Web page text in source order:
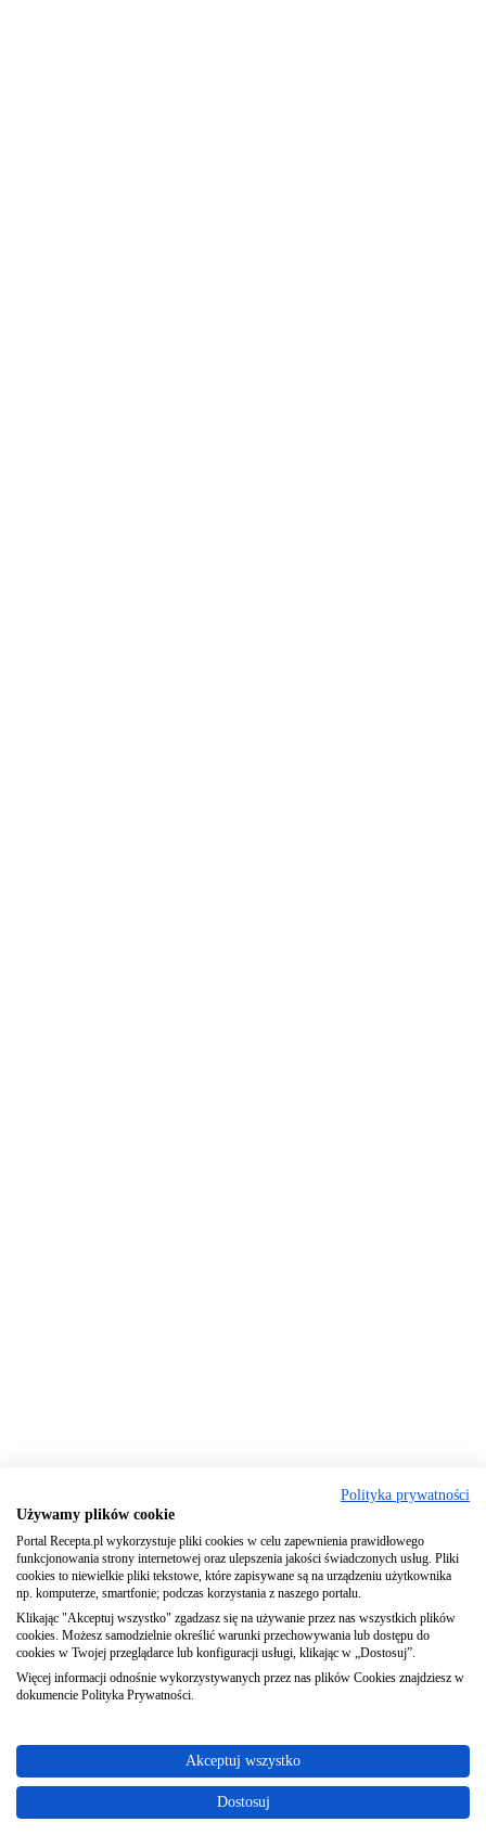
Polityka prywatności
Używamy plików cookie
Portal Recepta.pl wykorzystuje pliki cookies w celu zapewnienia prawidłowego
funkcjonowania strony internetowej oraz ulepszenia jakości świadczonych usług. Pliki
cookies to niewielkie pliki tekstowe, które zapisywane są na urządzeniu użytkownika
np. komputerze, smartfonie; podczas korzystania z naszego portalu.
Klikając "Akceptuj wszystko" zgadzasz się na używanie przez nas wszystkich plików
cookies. Możesz samodzielnie określić warunki przechowywania lub dostępu do
cookies w Twojej przeglądarce lub konfiguracji usługi, klikając w „Dostosuj”.
Więcej informacji odnośnie wykorzystywanych przez nas plików Cookies znajdziesz w
dokumencie Polityka Prywatności.
Akceptuj wszystko
Dostosuj